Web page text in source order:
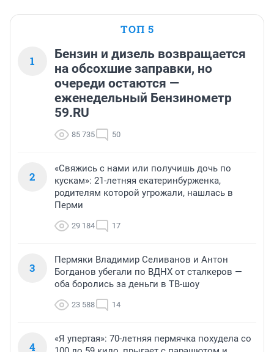
ТОП 5
1
Бензин и дизель возвращается
на обсохшие заправки, но
очереди остаются —
еженедельный Бензинометр
59.RU
85 735 50
2
«Свяжись с нами или получишь дочь по
кускам»: 21-летняя екатеринбурженка,
родителям которой угрожали, нашлась в
Перми
29 184 17
3
Пермяки Владимир Селиванов и Антон
Богданов убегали по ВДНХ от сталкеров —
оба боролись за деньги в ТВ-шоу
23 588 14
4
«Я упертая»: 70-летняя пермячка похудела со